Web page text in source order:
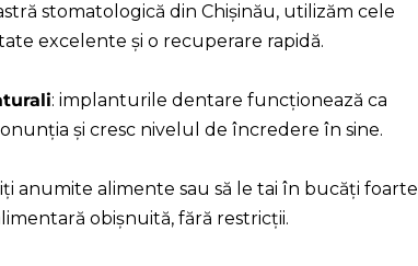
stomatologică din Chișinău, utilizăm cele
excelente și o recuperare rapidă.
: implanturile dentare funcționează ca
și cresc nivelul de încredere în sine.
anumite alimente sau să le tai în bucăți foarte
obișnuită, fără restricții.